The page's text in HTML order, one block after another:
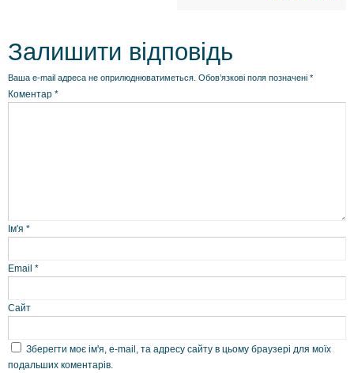
Залишити відповідь
Ваша e-mail адреса не оприлюднюватиметься. Обов’язкові поля позначені *
Коментар *
Ім'я *
Email *
Сайт
Зберегти моє ім'я, e-mail, та адресу сайту в цьому браузері для моїх
подальших коментарів.